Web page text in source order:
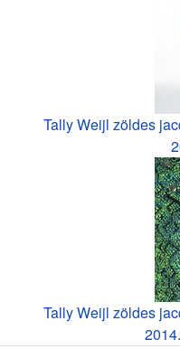
Tally Weijl zöldes
Tally Weijl zöldes